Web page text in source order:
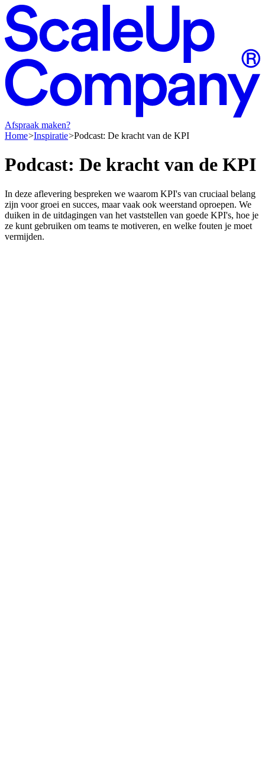
Afspraak maken?
Home Inspiratie Podcast: De kracht van de KPI
Podcast: De kracht van de KPI
In deze aflevering bespreken we waarom KPI's van cruciaal belang
zijn voor groei en succes, maar vaak ook weerstand oproepen. We
duiken in de uitdagingen van het vaststellen van goede KPI's, hoe je
ze kunt gebruiken om teams te motiveren, en welke fouten je moet
vermijden.